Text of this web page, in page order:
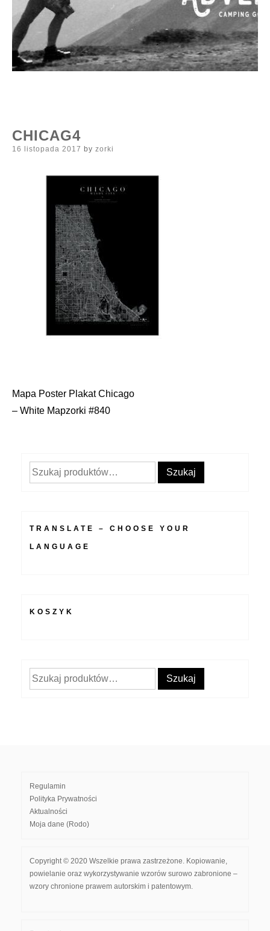
CHICAG4
Posted
16 listopada 2017 by zorki
Nawigacja
Mapa Poster Plakat Chicago
– White Mapzorki #840
Szukaj: Szukaj
TRANSLATE – CHOOSE YOUR
LANGUAGE
KOSZYK
Szukaj: Szukaj
Regulamin
Polityka Prywatności
Aktualności
Moja dane (Rodo)
Copyright © 2020 Wszelkie prawa zastrzeżone. Kopiowanie,
powielanie oraz wykorzystywanie wzorów surowo zabronione –
wzory chronione prawem autorskim i patentowym.